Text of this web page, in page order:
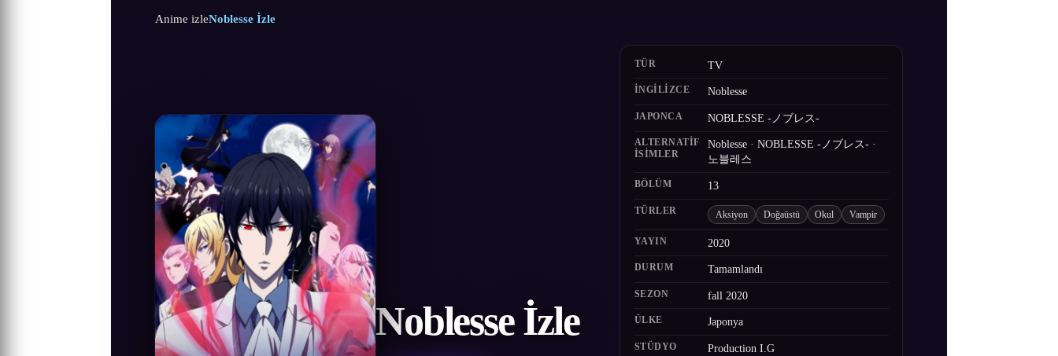
Anime izleNoblesse İzle
Noblesse İzle
TÜR TV
İNGILIZCE Noblesse
JAPONCA NOBLESSE -ノブレス-
ALTERNATIF
ISIMLER
Noblesse · NOBLESSE -ノブレス- ·
노블레스
BÖLÜM 13
TÜRLER Aksiyon Doğaüstü Okul Vampir
YAYIN 2020
DURUM Tamamlandı
SEZON fall 2020
ÜLKE Japonya
STÜDYO Production I.G